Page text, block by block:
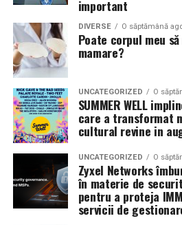
important
DIVERSE O săptămână
Poate corpul meu
mamare?
UNCATEGORIZED O
SUMMER WELL
care a transformat
cultural revine in
UNCATEGORIZED O
Zyxel Networks
în materie de
pentru a proteja
servicii de